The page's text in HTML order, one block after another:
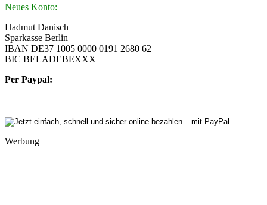
Neues Konto:
Hadmut Danisch
Sparkasse Berlin
IBAN DE37 1005 0000 0191 2680 62
BIC BELADEBEXXX
Per Paypal:
Werbung